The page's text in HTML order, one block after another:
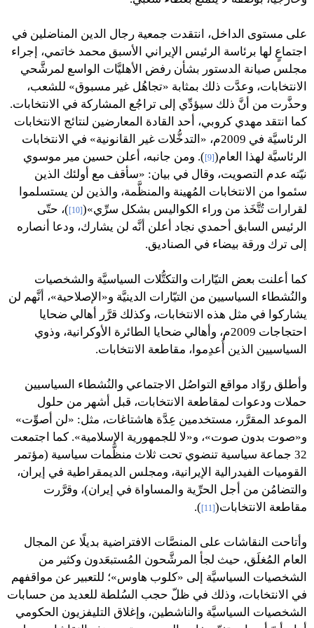
على مستوى الداخل، انتقدت جمعية رجال الدين المناضلين في
اجتماعٍ لها برئاسة الرئيس الإيراني الأسبق محمد خاتمي، إجراء
مجلس صيانة الدستور بشأن رفض الأهليَّات الواسع لمرشَّحي
الانتخابات، وعدَّت ذلك بمثابة «تجاهُل غير مسبوق» للشعب،
وحذَّرت من أنَّ ذلك سيؤدِّي إلى تراجُع المشاركة في الانتخابات.
كما انتقد مهدي كروبي، أحد القادة المعارضين لنتائج الانتخابات
الرئاسيَّة في 2009م، «التدخُّلات غير القانونية» في الانتخابات
الرئاسيَّة لهذا العام([9]
). ومن جانبه، أعلن حسين مير موسوي
نيّته عدم التصويت، وقال في بيان: «سأقف مع أولئك الذين
سئموا من الانتخابات المُهينة والمنظَّمة، والذين لن يستسلموا
لقرارات تُتَّخَذ من وراء الكواليس بشكل سرِّي»([10]
)، حتّى
الرئيس السابق أحمدي نجاد أعلن أنَّه لن يشارك، ودعا أنصاره
إلى ترك ورقة بيضاء في الصناديق.
كما أعلنت بعض التيّارات والتكتُّلات السياسيَّة والشخصيات
والنُشطاء السياسيين من التيّارات الدينيَّة و«الإصلاحية»، أنَّهم لن
يشاركوا في مثل هذه الانتخابات، وكذلك قرَّر أهالي ضحايا
احتجاجات 2009م، وأهالي ضحايا الطائرة الأوكرانية، وذوي
السياسيين الذين أُعدِموا، مقاطعة الانتخابات.
وأطلق روّاد مواقع التواصُل الاجتماعي والنُشطاء السياسيين
حملات ودعوات لمقاطعة الانتخابات، قبل أشهر من حلول
الموعد المقرَّر، مستخدمين عِدَّة هاشتاغات، مثل: «لن أصوِّت»
و«صوت بدون صوت»، و«لا للجمهورية الإسلامية». كما اجتمعت
32 جماعة سياسية تنضوي تحت ثلاث منظَّمات سياسية (مؤتمر
القوميات الفيدرالية الإيرانية، ومجلس الديمقراطية في إيران،
والتضامُن من أجل الحرِّية والمساواة في إيران)، وقرَّرت
مقاطعة الانتخابات([11]
).
وأتاحت النقاشات على المنصَّات الافتراضية بديلًا عن المجال
العام المُغلَق، حيث لجأ المرشَّحون المُستبعَدون وكثير من
الشخصيات السياسيَّة إلى «كلوب هاوس»؛ للتعبير عن مواقفهم
في الانتخابات، وذلك في ظلّ حجب السُلطة للعديد من حسابات
الشخصيات السياسيَّة والناشطين، وإغلاق التليفزيون الحكومي